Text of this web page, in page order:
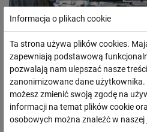
14 tys. pracowników
szkolenia z
Informacja o plikach cookie
Ta strona używa plików cookies.
zapewniają podstawową
pozwalają nam ulepszać nasze
zanonimizowane dane
możesz zmienić swoją zgodę na
informacji na temat plików cookie
osobowych można znaleźć w naszej